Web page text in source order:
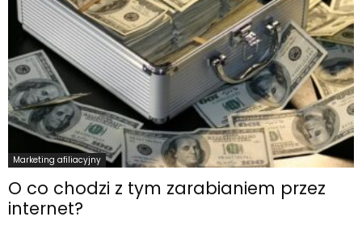
Marketing afiliacyjny
O co chodzi z tym zarabianiem przez
internet?